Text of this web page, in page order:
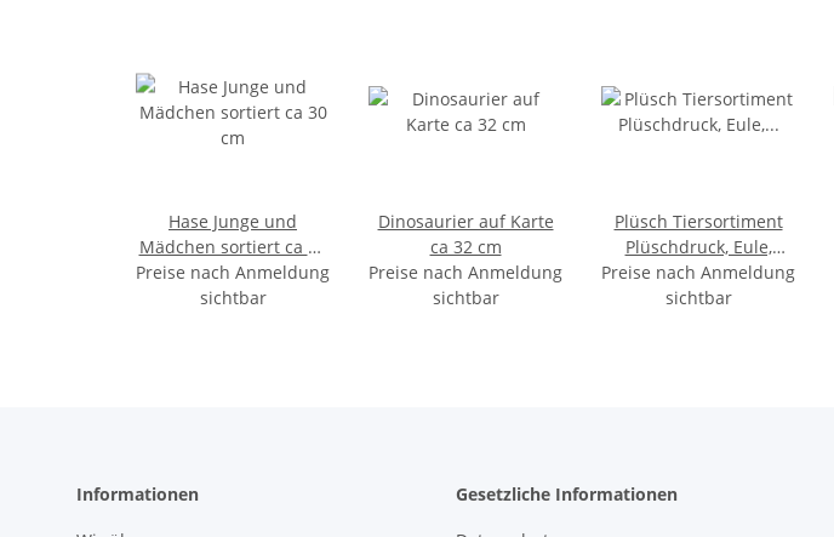
Hase Junge und
Mädchen sortiert ca 30
cm
Preise nach Anmeldung
sichtbar
Dinosaurier auf Karte
ca 32 cm
Preise nach Anmeldung
sichtbar
Plüsch Tiersortiment
Plüschdruck, Eule,
Eichhörnchen, Igel und
Hase, 4-fach sortiert, 14
Preise nach Anmeldung
sichtbar
Informationen Gesetzliche Informationen